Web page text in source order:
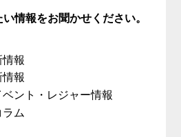
情報をお聞かせください。
報
報
ント・レジャー情報
ム